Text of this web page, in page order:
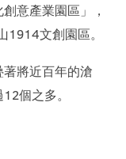
意產業園區」，
文創園區。
將近百年的滄
個之多。